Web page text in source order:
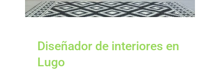
Diseñador de interiores en
Lugo